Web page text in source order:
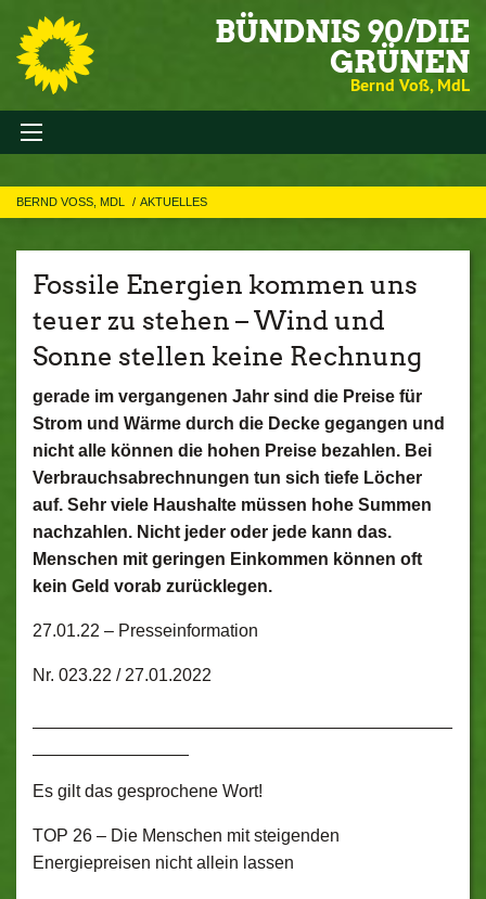
BÜNDNIS 90/DIE
GRÜNEN
Bernd Voß, MdL
BERND VOSS, MDL AKTUELLES
Fossile Energien kommen uns
teuer zu stehen – Wind und
Sonne stellen keine Rechnung
gerade im vergangenen Jahr sind die Preise für
Strom und Wärme durch die Decke gegangen und
nicht alle können die hohen Preise bezahlen. Bei
Verbrauchsabrechnungen tun sich tiefe Löcher
auf. Sehr viele Haushalte müssen hohe Summen
nachzahlen. Nicht jeder oder jede kann das.
Menschen mit geringen Einkommen können oft
kein Geld vorab zurücklegen.
27.01.22 – Presseinformation
Nr. 023.22 / 27.01.2022
Es gilt das gesprochene Wort!
TOP 26 – Die Menschen mit steigenden
Energiepreisen nicht allein lassen